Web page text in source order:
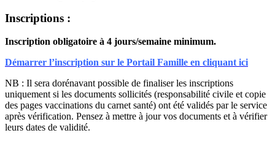
Inscriptions :
Inscription obligatoire à 4 jours/semaine minimum.
Démarrer l’inscription sur le Portail Famille en cliquant ici
NB : Il sera dorénavant possible de finaliser les inscriptions
uniquement si les documents sollicités (responsabilité civile et copie
des pages vaccinations du carnet santé) ont été validés par le service
après vérification. Pensez à mettre à jour vos documents et à vérifier
leurs dates de validité.